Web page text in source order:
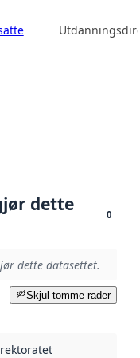
dette
0
dette datasettet.
Skjul tomme rader